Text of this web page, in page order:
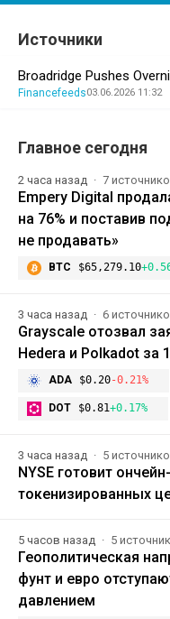
Источники
Broadridge Pushes
Financefeeds03.06.2026 11:32
Главное сегодня
2 часа назад 7
Empery Digital
на 76% и поставив
не продавать»
BTC $65,279.10
3 часа назад 6
Grayscale отозвал
Hedera и Polkadot за
ADA $0.20-0.21%
DOT $0.81+0.17%
3 часа назад 5
NYSE готовит
токенизированных
5 часов назад 5
Геополитическая
фунт и евро
давлением